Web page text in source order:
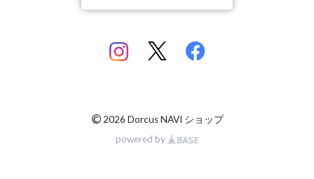
香川県丸亀市綾歌町産
佐賀県神埼郡産
© 2026 Dorcus NAVI ショップ
powered by